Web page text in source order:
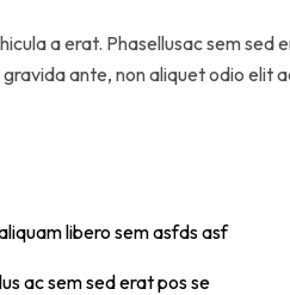
a erat. Phasellusac sem sed
ante, non aliquet odio elit
libero sem asfds asf
ac sem sed erat pos se